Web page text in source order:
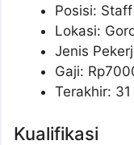
Posisi:
Lokasi:
Jenis
Gaji: Rp
Terakhir:
Kualifikasi